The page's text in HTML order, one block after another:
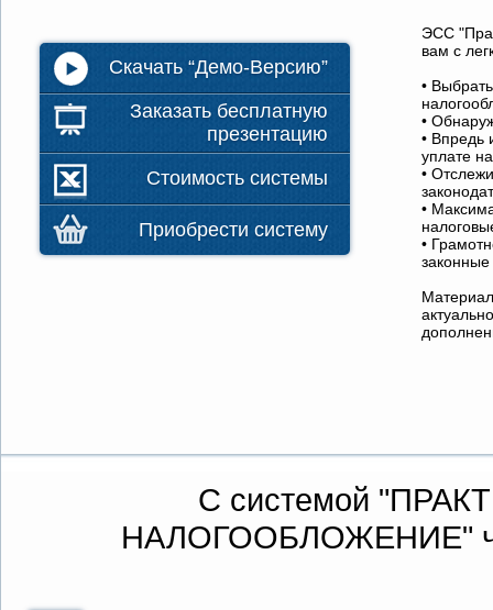
Скачать “Демо-Версию”
Заказать бесплатную
презентацию
Стоимость системы
Приобрести систему
ЭСС
вам с
•
•
• Впредь
уплате
•
•
•
С системой
НАЛОГООБЛОЖЕНИЕ"